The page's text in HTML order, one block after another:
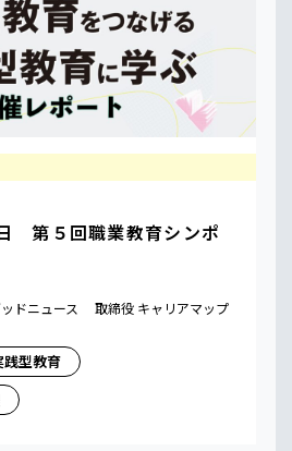
第５回職業教育シンポ
ドニュース 取締役 キャリアマップ
践型教育